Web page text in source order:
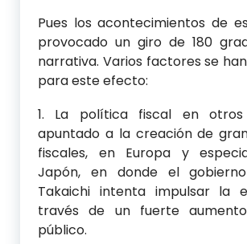
Pues los acontecimientos de
provocado un giro de 180
narrativa. Varios factores se
para este efecto:
1. La política fiscal en
apuntado a la creación de
fiscales, en Europa y
Japón, en donde el
Takaichi intenta impulsar la
través de un fuerte
público.